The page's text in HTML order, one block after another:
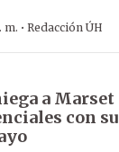
m. · Redacción ÚH
a Marset
con su